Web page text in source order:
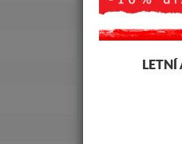
-8%
LETNÍ